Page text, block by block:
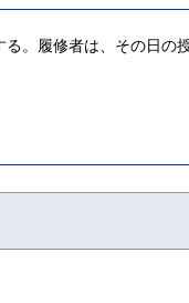
。履修者は、その日